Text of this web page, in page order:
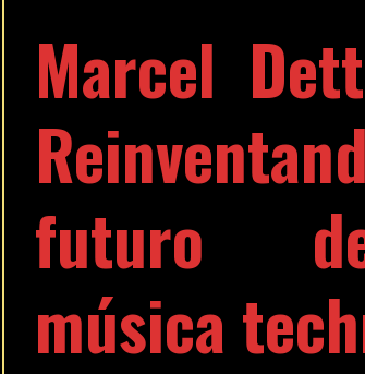
Marcel
futuro
música